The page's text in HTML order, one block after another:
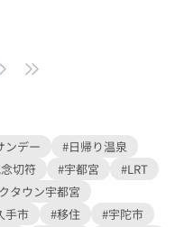
ンデー
#日帰り温泉
切符 #宇都宮
#LRT
タウン宇都宮
手市 #移住
#宇陀市